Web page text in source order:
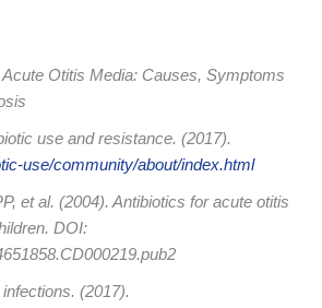
Acute Otitis Media: Causes, Symptoms
use and resistance. (2017).
use/community/about/index.html
et al. (2004). Antibiotics for acute otitis
DOI:
(2017).